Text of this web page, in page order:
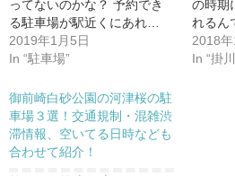
ってないのかな？ 予約でき
る駐車場が駅近くにあれ…
2019年1月5日
In “駐車場”
の時期
れるん
2018
In “掛
御前崎白砂公園の河津桜の駐
車場３選！交通規制・混雑渋
滞情報、空いてる日時なども
合わせて紹介！